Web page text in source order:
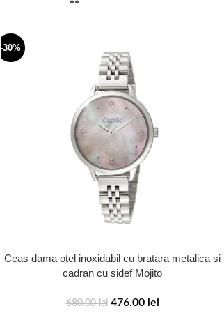
-30%
Ceas dama otel inoxidabil cu bratara metalica si
cadran cu sidef Mojito
680.00lei 476.00 lei